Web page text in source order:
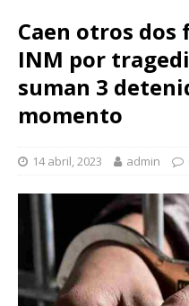
Caen otros
INM por
suman 3
momento
14 abril, 2023 admin